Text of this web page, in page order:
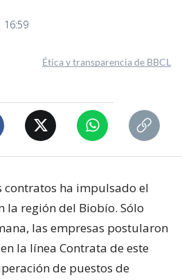
16:59
Ética y transparencia de BBCL
contratos ha impulsado el
la región del Biobío. Sólo
las empresas postularon
la línea Contrata de este
de puestos de